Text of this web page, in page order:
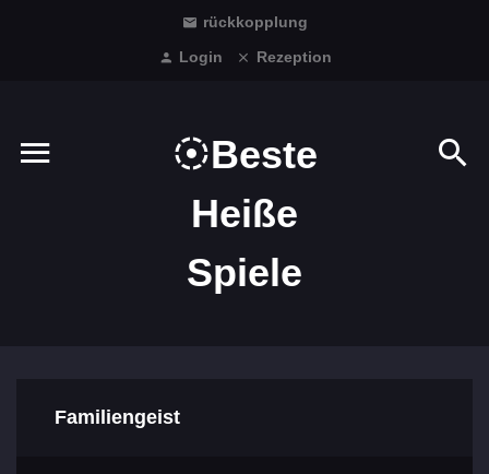
rückkopplung
Login
Rezeption
Beste
Heiße
Spiele
Familiengeist